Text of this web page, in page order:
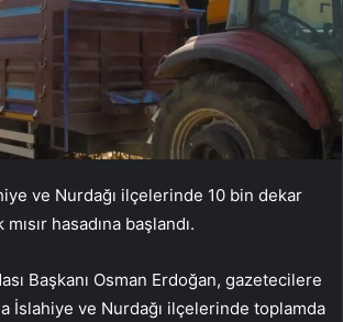
ve Nurdağı ilçelerinde 10 bin dekar
hasadına başlandı.
Başkanı Osman Erdoğan, gazetecilere
İslahiye ve Nurdağı ilçelerinde toplamda